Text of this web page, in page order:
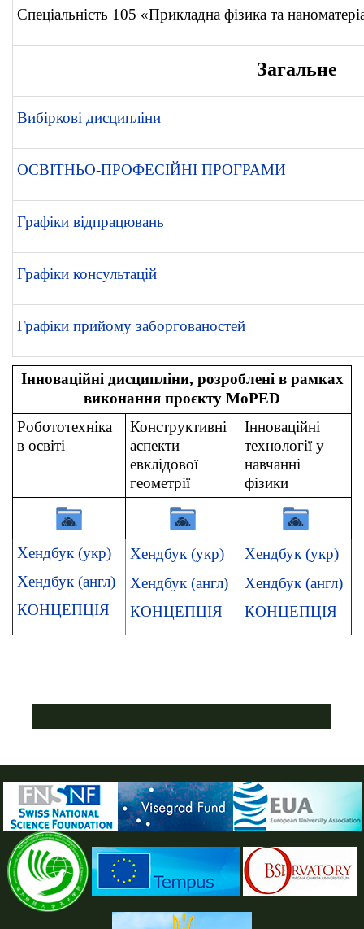
Спеціальність 105 «Прикладна фізика та
Загальне
Вибіркові дисципліни
ОСВІТНЬО-ПРОФЕСІЙНІ ПРОГРАМИ
Графіки відпрацювань
Графіки консультацій
Графіки прийому заборгованостей
Інноваційні дисципліни, розроблені в рамках
виконання проєкту MoPED
Робототехніка
в освіті
Конструктивні
аспекти
евклідової
геометрії
Інноваційні
технології у
навчанні
фізики
Хендбук (укр)
Хендбук (англ)
КОНЦЕПЦІЯ
Хендбук (укр)
Хендбук (англ)
КОНЦЕПЦІЯ
Хендбук (укр)
Хендбук (англ)
КОНЦЕПЦІЯ